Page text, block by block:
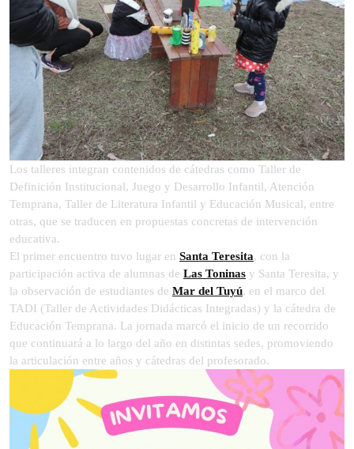
Los talleres integran contenidos de cátedras como Taller de
Definición Institucional, Juego y Desarrollo Infantil, Atención
Temprana, Taller de Literatura Infantil y Educación Musical, entre
otras, que se traducen en propuestas concretas de intervención
educativa.
El primer encuentro tuvo lugar en Santa Teresita, con la
participación activa de alumnas de Las Toninas y Santa Teresita, y
la observación de estudiantes de Mar del Tuyú, en el marco del
TADI (Taller de Actividades Didácticas Integradas) y la cátedra de
Educación Temprana. La jornada marcó el inicio de un recorrido
que continuará a lo largo del año en distintas sedes, promoviendo
la articulación entre años y cátedras del profesorado.